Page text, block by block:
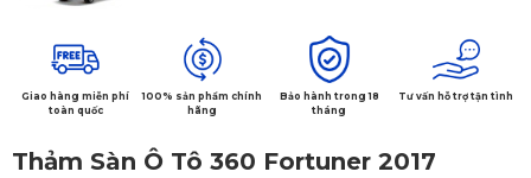
Giao hàng miễn phí
toàn quốc
100% sản phẩm chính
hãng
Bảo hành trong 18
tháng
Tư vấn hỗ trợ tận tình
Thảm Sàn Ô Tô 360 Fortuner 2017